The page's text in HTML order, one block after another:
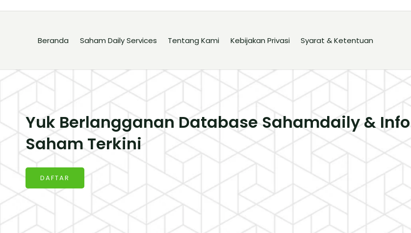
Beranda Saham Daily Services Tentang Kami Kebijakan Privasi Syarat & Ketentuan
Yuk Berlangganan Database Sahamdaily & Info
Saham Terkini
DAFTAR